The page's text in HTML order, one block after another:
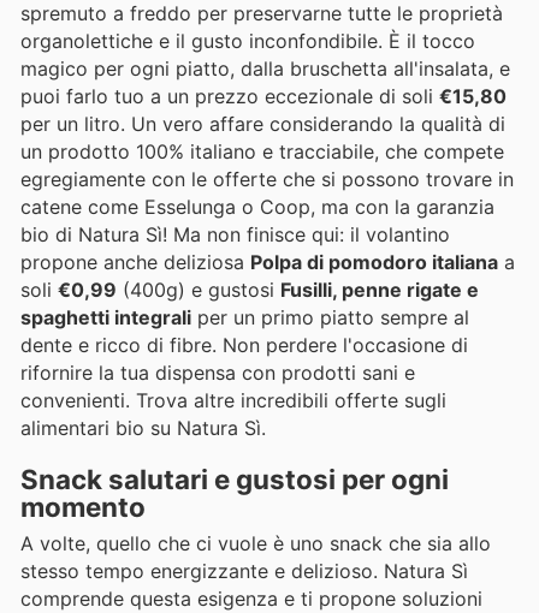
spremuto a freddo per preservarne tutte le proprietà
organolettiche e il gusto inconfondibile. È il tocco
magico per ogni piatto, dalla bruschetta all'insalata, e
puoi farlo tuo a un prezzo eccezionale di soli €15,80
per un litro. Un vero affare considerando la qualità di
un prodotto 100% italiano e tracciabile, che compete
egregiamente con le offerte che si possono trovare in
catene come Esselunga o Coop, ma con la garanzia
bio di Natura Sì! Ma non finisce qui: il volantino
propone anche deliziosa Polpa di pomodoro italiana a
soli €0,99 (400g) e gustosi Fusilli, penne rigate e
spaghetti integrali per un primo piatto sempre al
dente e ricco di fibre. Non perdere l'occasione di
rifornire la tua dispensa con prodotti sani e
convenienti. Trova altre incredibili offerte sugli
alimentari bio su Natura Sì.
Snack salutari e gustosi per ogni
momento
A volte, quello che ci vuole è uno snack che sia allo
stesso tempo energizzante e delizioso. Natura Sì
comprende questa esigenza e ti propone soluzioni